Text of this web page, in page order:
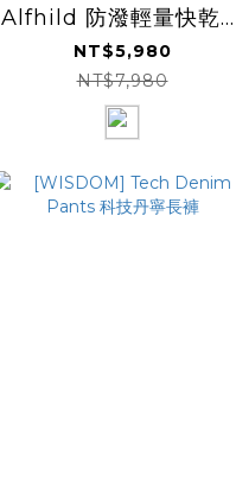
Alfhild 防潑輕量快乾長
褲
NT$5,980
NT$7,980